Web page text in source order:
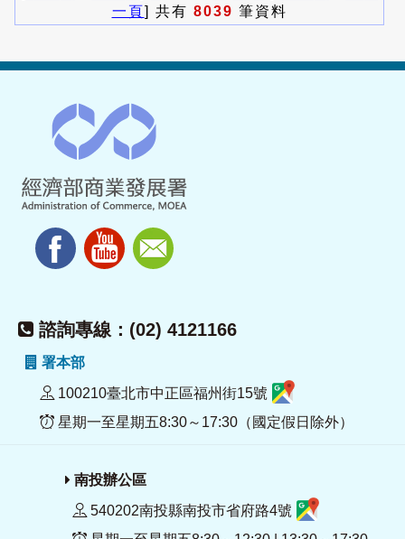
一頁] 共有 8039 筆資料
諮詢專線：(02) 4121166
署本部
100210臺北市中正區福州街15號
星期一至星期五8:30～17:30（國定假日除外）
南投辦公區
540202南投縣南投市省府路4號